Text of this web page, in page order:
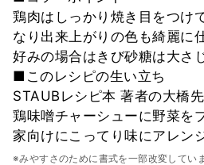
鶏肉はしっかり焼き目をつけ
なり出来上がりの色も綺麗に
好みの場合はきび砂糖は大さ
■このレシピの生い立ち
STAUBレシピ本 著者の大橋
鶏味噌チャーシューに野菜を
家向けにこってり味にアレン
※みやすさのために書式を一部改変していま